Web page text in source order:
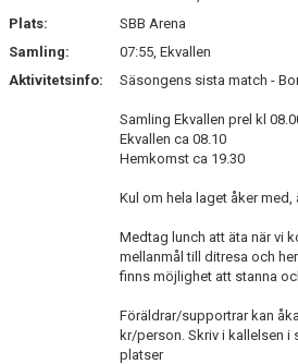
DOKUMENT
Plats:
SBB Arena
Samling:
07:55, Ekvallen
Aktivitetsinfo:
Säsongens sista match -
Samling Ekvallen prel kl
Ekvallen ca 08.10
Hemkomst ca 19.30
Kul om hela laget åker
Medtag lunch att äta när vi
mellanmål till ditresa och
finns möjlighet att stanna
Föräldrar/supportrar kan
kr/person. Skriv i kallelsen i
platser